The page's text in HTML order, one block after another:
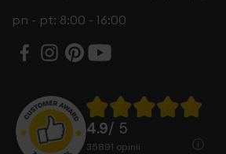
pn - pt: 8:00 - 16:00
4.9/ 5
35891 opinii